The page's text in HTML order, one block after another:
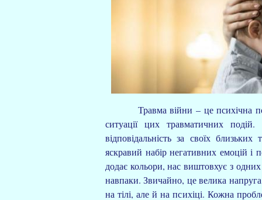
Травма війни – це психічна
ситуації цих травматичних
відповідальність за своїх
яскравий набір негативних емоцій і
додає кольори, нас виштовхує з
навпаки. Звичайно, це велика
на тілі, але й на психіці. Кожна